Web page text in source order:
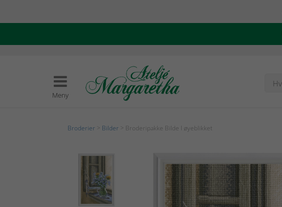
Meny
Broderier Bilder > Broderipakke Bilde I øyeblikket